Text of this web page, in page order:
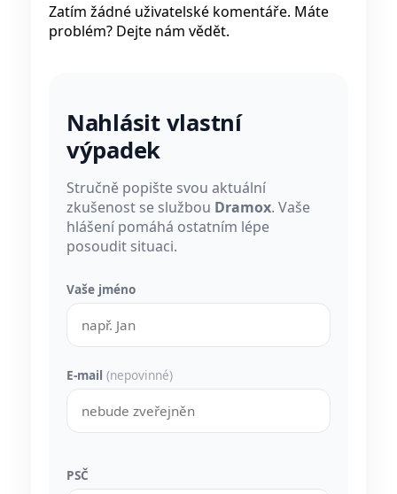
Zatím žádné uživatelské komentáře. Máte
problém? Dejte nám vědět.
Nahlásit vlastní
výpadek
Stručně popište svou aktuální
zkušenost se službou Dramox. Vaše
hlášení pomáhá ostatním lépe
posoudit situaci.
Vaše jméno
E-mail (nepovinné)
PSČ